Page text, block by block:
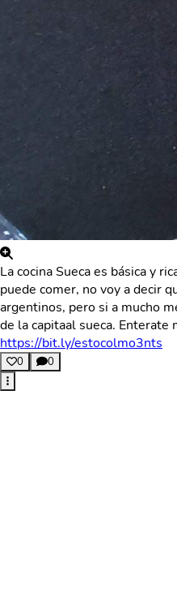
La cocina Sueca es básica y
puede comer, no voy a decir
argentinos, pero si a mucho
de la capitaal sueca. Enterate
https://bit.ly/estocolmo3nts
0 0